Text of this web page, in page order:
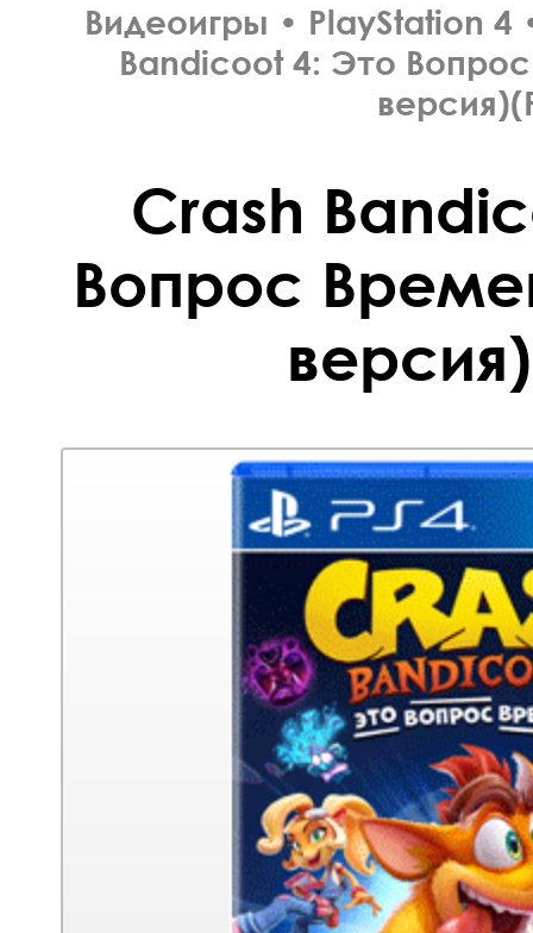
Видеоигры • PlayStation 4
Bandicoot 4: Это
Crash
Вопрос